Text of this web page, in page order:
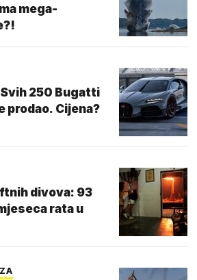
mega-
250 Bugatti
prodao. Cijena?
divova: 93
rata u